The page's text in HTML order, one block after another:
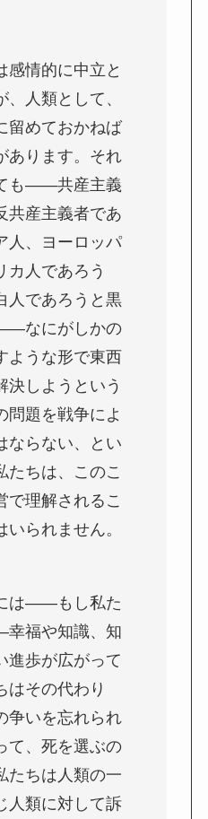
感情的に中立と
人類として、
留めておかねば
あります。それ
も――共産主義
共産主義者であ
人、ヨーロッパ
カ人であろう
人であろうと黒
なにがしかの
ような形で東西
決しようという
問題を戦争によ
ならない、とい
たちは、このこ
で理解されるこ
いられません。
は――もし私た
福や知識、知
進歩が広がって
はその代わり
争いを忘れられ
て、死を選ぶの
たちは人類の一
人類に対して訴